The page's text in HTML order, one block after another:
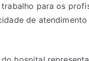
para os
de atendimento